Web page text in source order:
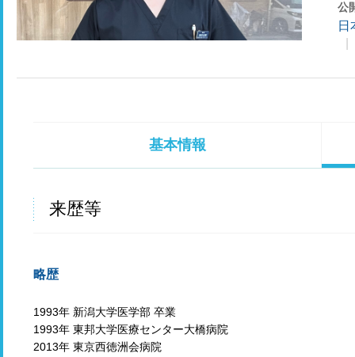
公
日
基本情報
来歴等
略歴
1993年 新潟大学医学部 卒業
1993年 東邦大学医療センター大橋病院
2013年 東京西徳洲会病院